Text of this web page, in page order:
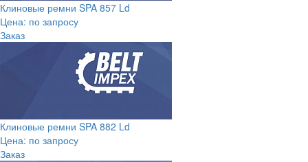
Клиновые ремни SPA 857 Ld
Цена: по запросу
Заказ
Клиновые ремни SPA 882 Ld
Цена: по запросу
Заказ